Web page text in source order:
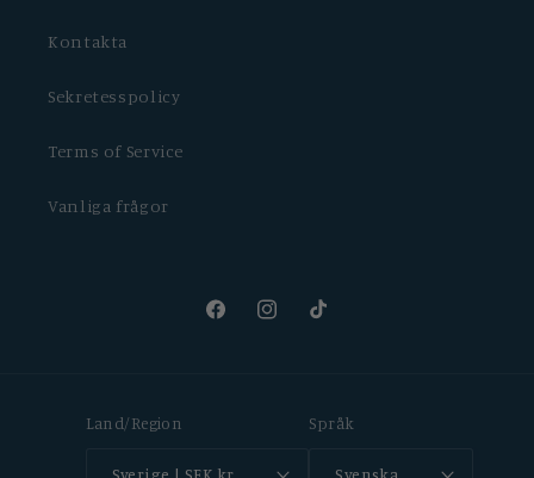
Kontakta
Sekretesspolicy
Terms of Service
Vanliga frågor
FacebookInstagramTikTok
Land/Region
Sverige | SEK kr
Språk
Svenska